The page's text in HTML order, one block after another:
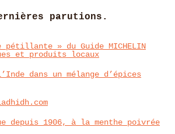
parutions.
» du Guide MICHELIN
et produits locaux
dans un mélange d’épices
1906, à la menthe poivrée